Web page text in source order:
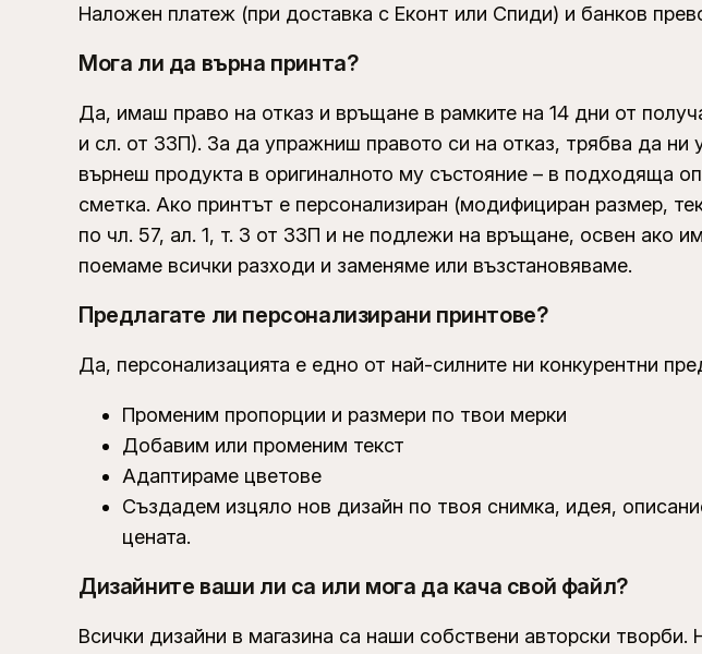
Наложен платеж (при доставка с Еконт или Спиди) и банков
Мога ли да върна принта?
Да, имаш право на отказ и връщане в рамките на 14 дни от
и сл. от ЗЗП). За да упражниш правото си на отказ, трябва да
върнеш продукта в оригиналното му състояние – в подходяща
сметка. Ако принтът е персонализиран (модифициран размер,
по чл. 57, ал. 1, т. 3 от ЗЗП и не подлежи на връщане, освен ако
поемаме всички разходи и заменяме или възстановяваме.
Предлагате ли персонализирани принтове?
Да, персонализацията е едно от най-силните ни конкурентни
Променим пропорции и размери по твои мерки
Добавим или променим текст
Адаптираме цветове
Създадем изцяло нов дизайн по твоя снимка, идея,
цената.
Дизайните ваши ли са или мога да кача свой файл?
Всички дизайни в магазина са наши собствени авторски